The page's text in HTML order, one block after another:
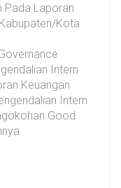
Pada Laporan
Kota
Intern
Keuangan
Intern
Good